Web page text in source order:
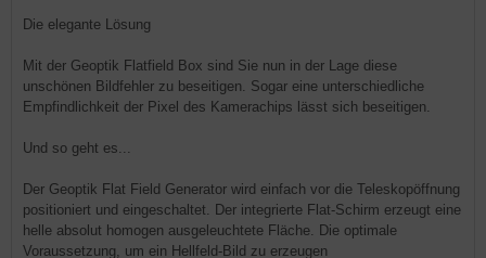
Die elegante Lösung
Mit der Geoptik Flatfield Box sind Sie nun in der Lage diese
unschönen Bildfehler zu beseitigen. Sogar eine unterschiedliche
Empfindlichkeit der Pixel des Kamerachips lässt sich beseitigen.
Und so geht es...
Der Geoptik Flat Field Generator wird einfach vor die Teleskopöffnung
positioniert und eingeschaltet. Der integrierte Flat-Schirm erzeugt eine
helle absolut homogen ausgeleuchtete Fläche. Die optimale
Voraussetzung, um ein Hellfeld-Bild zu erzeugen